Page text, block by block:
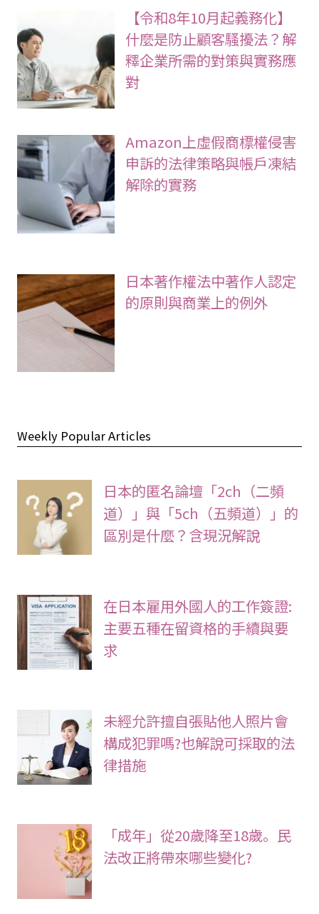
【令和8年10月起義務化】
什麼是防止顧客騷擾法？解
釋企業所需的對策與實務應
對
Amazon上虛假商標權侵害
申訴的法律策略與帳戶凍結
解除的實務
日本著作權法中著作人認定
的原則與商業上的例外
Weekly Popular Articles
日本的匿名論壇「2ch（二頻
道）」與「5ch（五頻道）」的
區別是什麼？含現況解說
在日本雇用外國人的工作簽證:
主要五種在留資格的手續與要
求
未經允許擅自張貼他人照片會
構成犯罪嗎?也解說可採取的法
律措施
「成年」從20歲降至18歲。民
法改正將帶來哪些變化?